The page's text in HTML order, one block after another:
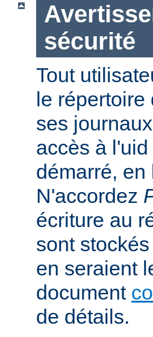
sécurité
Tout
le répertoire
ses
accès à
démarré,
N'accordez
écriture au
sont
en seraient
document
de détails.